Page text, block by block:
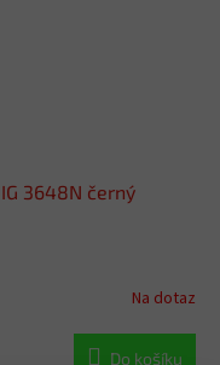
3648N černý
Na dotaz
Do košíku